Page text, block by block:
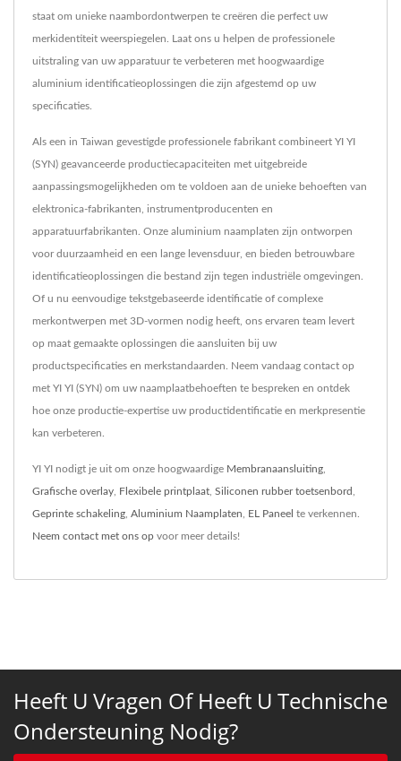
staat om unieke naambordontwerpen te creëren die perfect uw
merkidentiteit weerspiegelen. Laat ons u helpen de professionele
uitstraling van uw apparatuur te verbeteren met hoogwaardige
aluminium identificatieoplossingen die zijn afgestemd op uw
specificaties.
Als een in Taiwan gevestigde professionele fabrikant combineert YI YI
(SYN) geavanceerde productiecapaciteiten met uitgebreide
aanpassingsmogelijkheden om te voldoen aan de unieke behoeften van
elektronica-fabrikanten, instrumentproducenten en
apparatuurfabrikanten. Onze aluminium naamplaten zijn ontworpen
voor duurzaamheid en een lange levensduur, en bieden betrouwbare
identificatieoplossingen die bestand zijn tegen industriële omgevingen.
Of u nu eenvoudige tekstgebaseerde identificatie of complexe
merkontwerpen met 3D-vormen nodig heeft, ons ervaren team levert
op maat gemaakte oplossingen die aansluiten bij uw
productspecificaties en merkstandaarden. Neem vandaag contact op
met YI YI (SYN) om uw naamplaatbehoeften te bespreken en ontdek
hoe onze productie-expertise uw productidentificatie en merkpresentie
kan verbeteren.
YI YI nodigt je uit om onze hoogwaardige Membranaansluiting
Grafische overlay Flexibele printplaat Siliconen rubber toetsenbord
Geprinte schakeling Aluminium Naamplaten EL Paneel te verkennen.
Neem contact met ons op voor meer details!
Heeft U Vragen Of Heeft U Technische
Ondersteuning Nodig?